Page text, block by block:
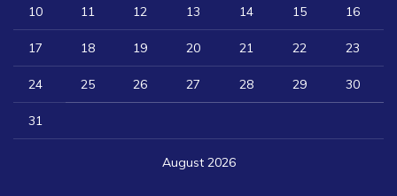
August 2026
10 11 12 13 14 15 16
17 18 19 20 21 22 23
24 25 26 27 28 29 30
31